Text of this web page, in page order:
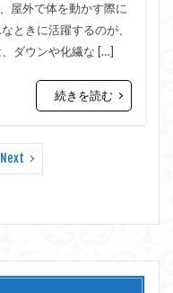
屋外で体を動かす際に
ときに活躍するのが、
ダウンや化繊な […]
続きを読む
Next